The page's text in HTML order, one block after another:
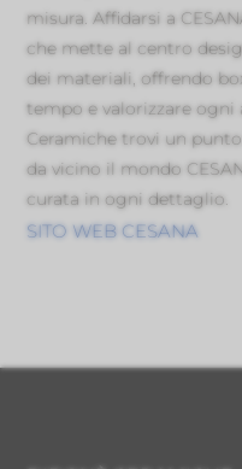
misura. Affidarsi a
che mette al centro
dei materiali, offrendo
tempo e valorizzare
Ceramiche trovi un
da vicino il mondo
curata in ogni dettaglio.
SITO WEB CESANA